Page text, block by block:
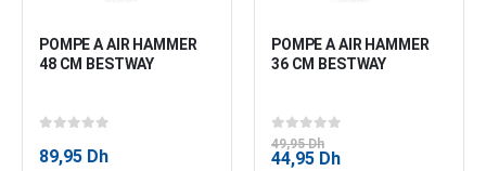
POMPE A AIR HAMMER
48 CM BESTWAY
89,95 Dh
POMPE A AIR HAMMER
36 CM BESTWAY
0sur 5
49,95Dh
Le
44,95 DhLe